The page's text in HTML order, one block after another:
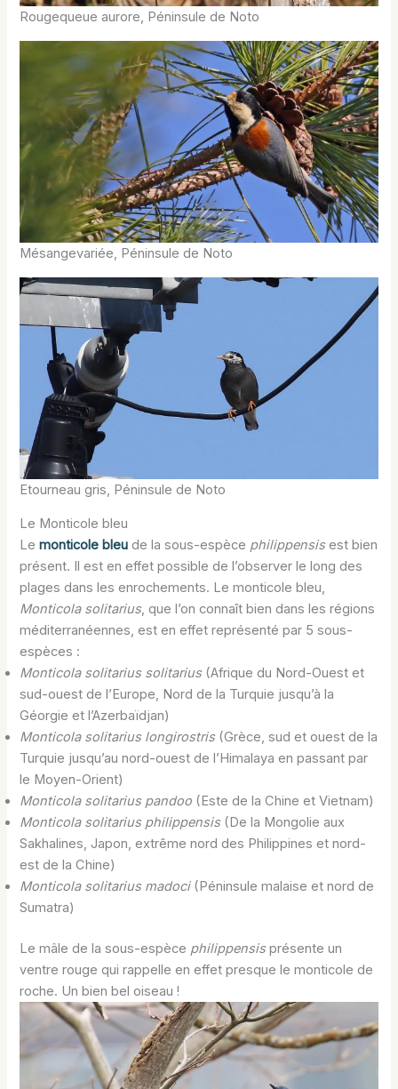
Rougequeue aurore, Péninsule de Noto
Mésangevariée, Péninsule de Noto
Etourneau gris, Péninsule de Noto
Le Monticole bleu
Lemonticole bleu de la sous-espèce philippensis est bien
présent. Il est en effet possible de l’observer le long des
plages dans les enrochements. Le monticole bleu,
Monticola solitarius, que l’on connaît bien dans les régions
méditerranéennes, est en effet représenté par 5 sous-
espèces :
Monticola solitarius solitarius(Afrique du Nord-Ouest et
sud-ouest de l’Europe, Nord de la Turquie jusqu’à la
Géorgie et l’Azerbaïdjan)
Monticola solitarius longirostris(Grèce, sud et ouest de la
Turquie jusqu’au nord-ouest de l’Himalaya en passant par
le Moyen-Orient)
Monticola solitarius pandoo (Este de la Chine et Vietnam)
Monticola solitarius philippensis(De la Mongolie aux
Sakhalines, Japon, extrême nord des Philippines et nord-
est de la Chine)
Monticola solitarius madoci(Péninsule malaise et nord de
Sumatra)
Le mâle de la sous-espèce philippensisprésente un
ventre rouge qui rappelle en effet presque le monticole de
roche. Un bien bel oiseau !